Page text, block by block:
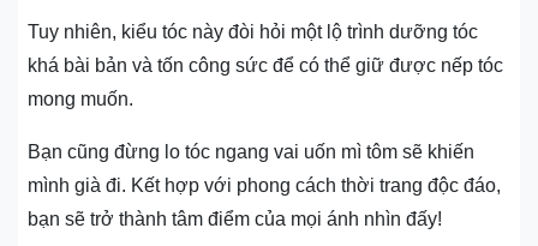
Tuy nhiên, kiểu tóc này đòi hỏi một lộ trình dưỡng tóc
khá bài bản và tốn công sức để có thể giữ được nếp tóc
mong muốn.
Bạn cũng đừng lo tóc ngang vai uốn mì tôm sẽ khiến
mình già đi. Kết hợp với phong cách thời trang độc đáo,
bạn sẽ trở thành tâm điểm của mọi ánh nhìn đấy!